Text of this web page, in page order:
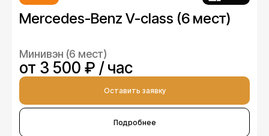
Mercedes-Benz V-class (6 мест)
Минивэн (6 мест)
от 3 500 ₽ / час
Оставить заявку
Подробнее